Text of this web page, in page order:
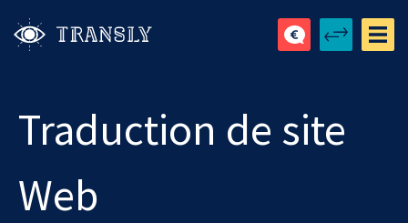
Traduction de site
Web